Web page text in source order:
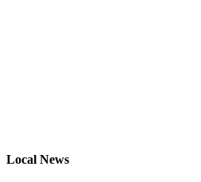
Local News